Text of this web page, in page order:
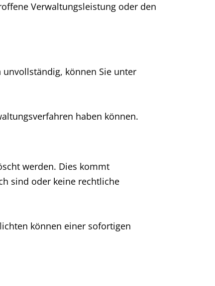
Verwaltungsleistung oder den
können Sie unter
haben können.
werden. Dies kommt
sind oder keine rechtliche
können einer sofortigen